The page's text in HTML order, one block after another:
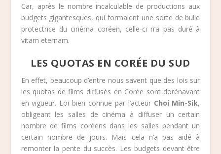
Car, après le nombre incalculable de productions aux
budgets gigantesques, qui formaient une sorte de bulle
protectrice du cinéma coréen, celle-ci n’a pas duré à
vitam eternam.
LES QUOTAS EN CORÉE DU SUD
En effet, beaucoup d’entre nous savent que des lois sur
les quotas de films diffusés en Corée sont dorénavant
en vigueur. Loi bien connue par l’acteur Choi Min-Sik,
obligeant les salles de cinéma à diffuser un certain
nombre de films coréens dans les salles pendant un
certain nombre de jours. Mais cela n’a pas aidé à
remonter la pente du succès. Les budgets devant être